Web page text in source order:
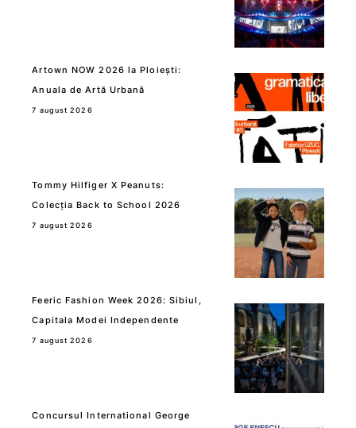
Artown NOW 2026 la Ploiești:
Anuala de Artă Urbană
7 august 2026
Tommy Hilfiger X Peanuts:
Colecția Back to School 2026
7 august 2026
Feeric Fashion Week 2026: Sibiul,
Capitala Modei Independente
7 august 2026
Concursul International George